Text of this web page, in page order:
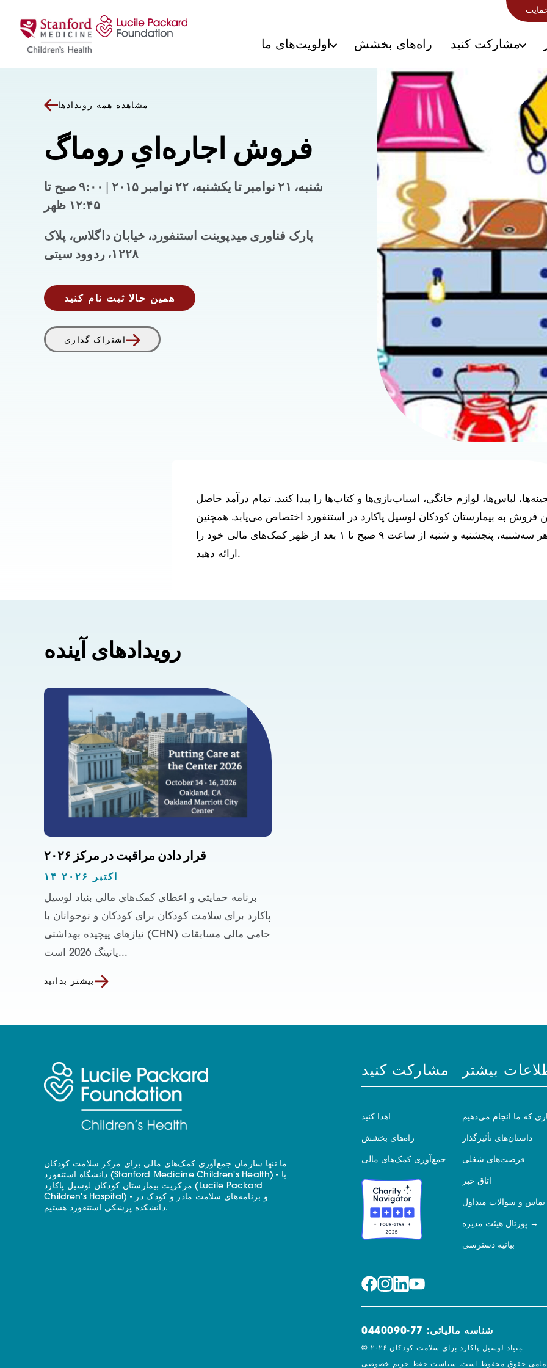
اولویت‌های ما راه‌های بخشش مشارکت کنید
مشاهده همه رویدادها
فروش اجاره‌ایِ روماگ
شنبه، ۲۱ نوامبر تا یکشنبه، ۲۲ نوامبر ۲۰۱۵ | ۹:۰۰ صبح تا
۱۲:۴۵ ظهر
پارک فناوری میدپوینت استنفورد، خیابان داگلاس، پلاک
۱۲۲۸، ردوود سیتی
همین حالا ثبت نام کنید
اشتراک گذاری
لباس‌ها، لوازم خانگی، اسباب‌بازی‌ها و کتاب‌ها را پیدا کنید. تمام درآمد حاصل
فروش به بیمارستان کودکان لوسیل پاکارد در استنفورد اختصاص می‌یابد. همچنین
می‌توانید هر سه‌شنبه، پنجشنبه و شنبه از ساعت ۹ صبح تا ۱ بعد از ظهر کمک‌های مالی خود را
ارائه دهید.
رویدادهای آینده
قرار دادن مراقبت در مرکز ۲۰۲۶
۱۴ اکتبر ۲۰۲۶
برنامه حمایتی و اعطای کمک‌های مالی بنیاد لوسیل
پاکارد برای سلامت کودکان برای کودکان و نوجوانان با
نیازهای پیچیده بهداشتی (CHN) حامی مالی مسابقات
پاتینگ 2026 است...
بیشتر بدانید
ما تنها سازمان جمع‌آوری کمک‌های مالی برای مرکز سلامت کودکان
دانشگاه استنفورد (Stanford Medicine Children's Health) - با
مرکزیت بیمارستان کودکان لوسیل پاکارد (Lucile Packard
Children's Hospital) - و برنامه‌های سلامت مادر و کودک در
دانشکده پزشکی استنفورد هستیم.
مشارکت کنید
اهدا کنید
راه‌های بخشش
جمع‌آوری کمک‌های مالی
بیشتر
که ما انجام می‌دهیم
داستان‌های تأثیرگذار
فرصت‌های شغلی
اتاق خبر
تماس و سوالات متداول
پورتال هیئت مدیره
بیانیه دسترسی
شناسه مالیاتی: 77-0440090
© ۲۰۲۶ بنیاد لوسیل پاکارد برای سلامت کودکان.
حقوق محفوظ است.